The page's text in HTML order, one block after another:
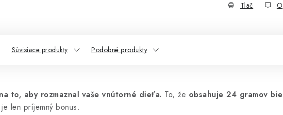
Tlač
Súvisiace produkty Podobné produkty
to, aby rozmaznal vaše vnútorné dieťa. To, že obsahuje 24 gramov
len príjemný bonus.